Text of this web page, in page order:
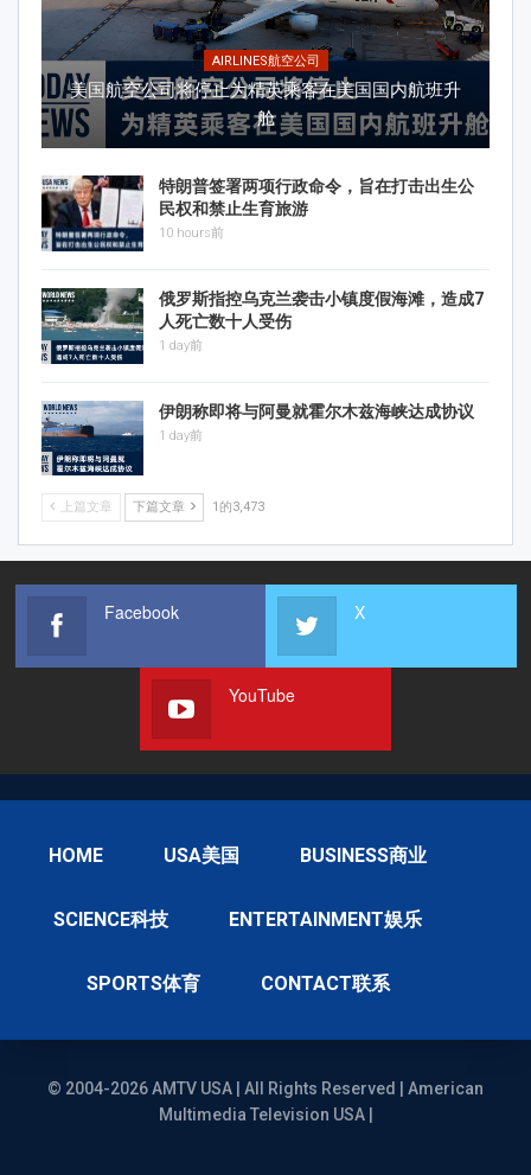
AIRLINES航空公司
美国航空公司将停止为精英乘客在美国国内航班升
舱
特朗普签署两项行政命令，旨在打击出生公
民权和禁止生育旅游
10 hours前
俄罗斯指控乌克兰袭击小镇度假海滩，造成7
人死亡数十人受伤
1 day前
伊朗称即将与阿曼就霍尔木兹海峡达成协议
1 day前
上篇文章 下篇文章 1的3,473
Facebook X
YouTube
HOME USA美国 BUSINESS商业
SCIENCE科技 ENTERTAINMENT娱乐
SPORTS体育 CONTACT联系
© 2004-2026 AMTV USA | All Rights Reserved | American
Multimedia Television USA |